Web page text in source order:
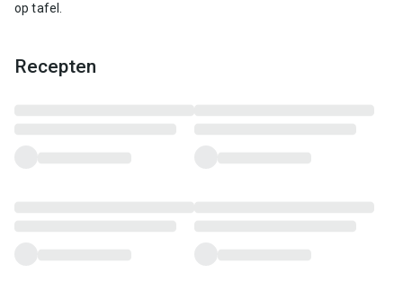
op tafel.
Recepten